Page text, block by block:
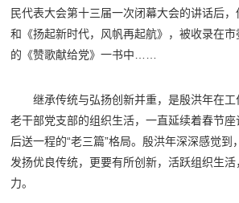
民代表大会第十三届一次闭幕大会的讲话后，
和《扬起新时代，风帆再起航》，被收录在
的《赞歌献给党》一书中……
继承传统与弘扬创新并重，是殷洪年在
老干部党支部的组织生活，一直延续着春节
后送一程的“老三篇”格局。殷洪年深深感觉到
发扬优良传统，更要有所创新，活跃组织生活
力。